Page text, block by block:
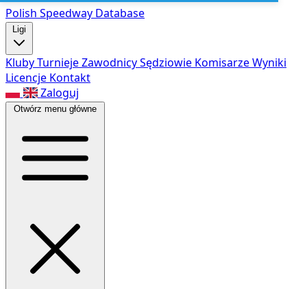
Polish Speedway Database
Ligi
KlubyTurniejeZawodnicySędziowie KomisarzeWyniki
Licencje Kontakt
Zaloguj
Otwórz menu główne